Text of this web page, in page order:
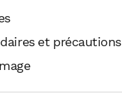
et précautions